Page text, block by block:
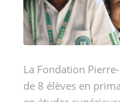
La Fondation
de 8 élèves en